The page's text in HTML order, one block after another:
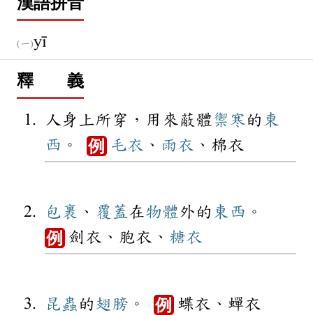
yī
釋 義
人身上所穿，用來蔽體禦寒的 東
西 。 例 毛衣 、 雨衣 、棉衣
包裹 、 覆蓋 在 物體 外的 東西 。
例 劍衣、胞衣、 糖衣
昆蟲 的 翅膀 。 例 蝶衣、蟬衣